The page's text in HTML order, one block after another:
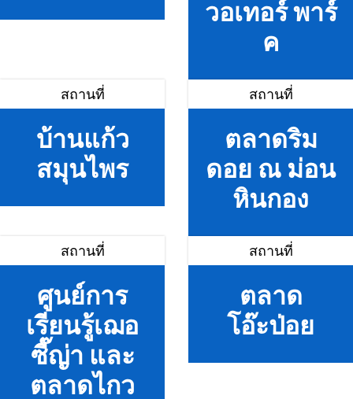
วอเทอร์ พาร์
ค
สถานที่
บ้านแก้ว
สมุนไพร
สถานที่
ตลาดริม
ดอย ณ ม่อน
หินกอง
สถานที่
ศูนย์การ
เรียนรู้เฌอ
ซี๊ญ่า และ
ตลาดไกว
สถานที่
ตลาด
โอ๊ะป่อย